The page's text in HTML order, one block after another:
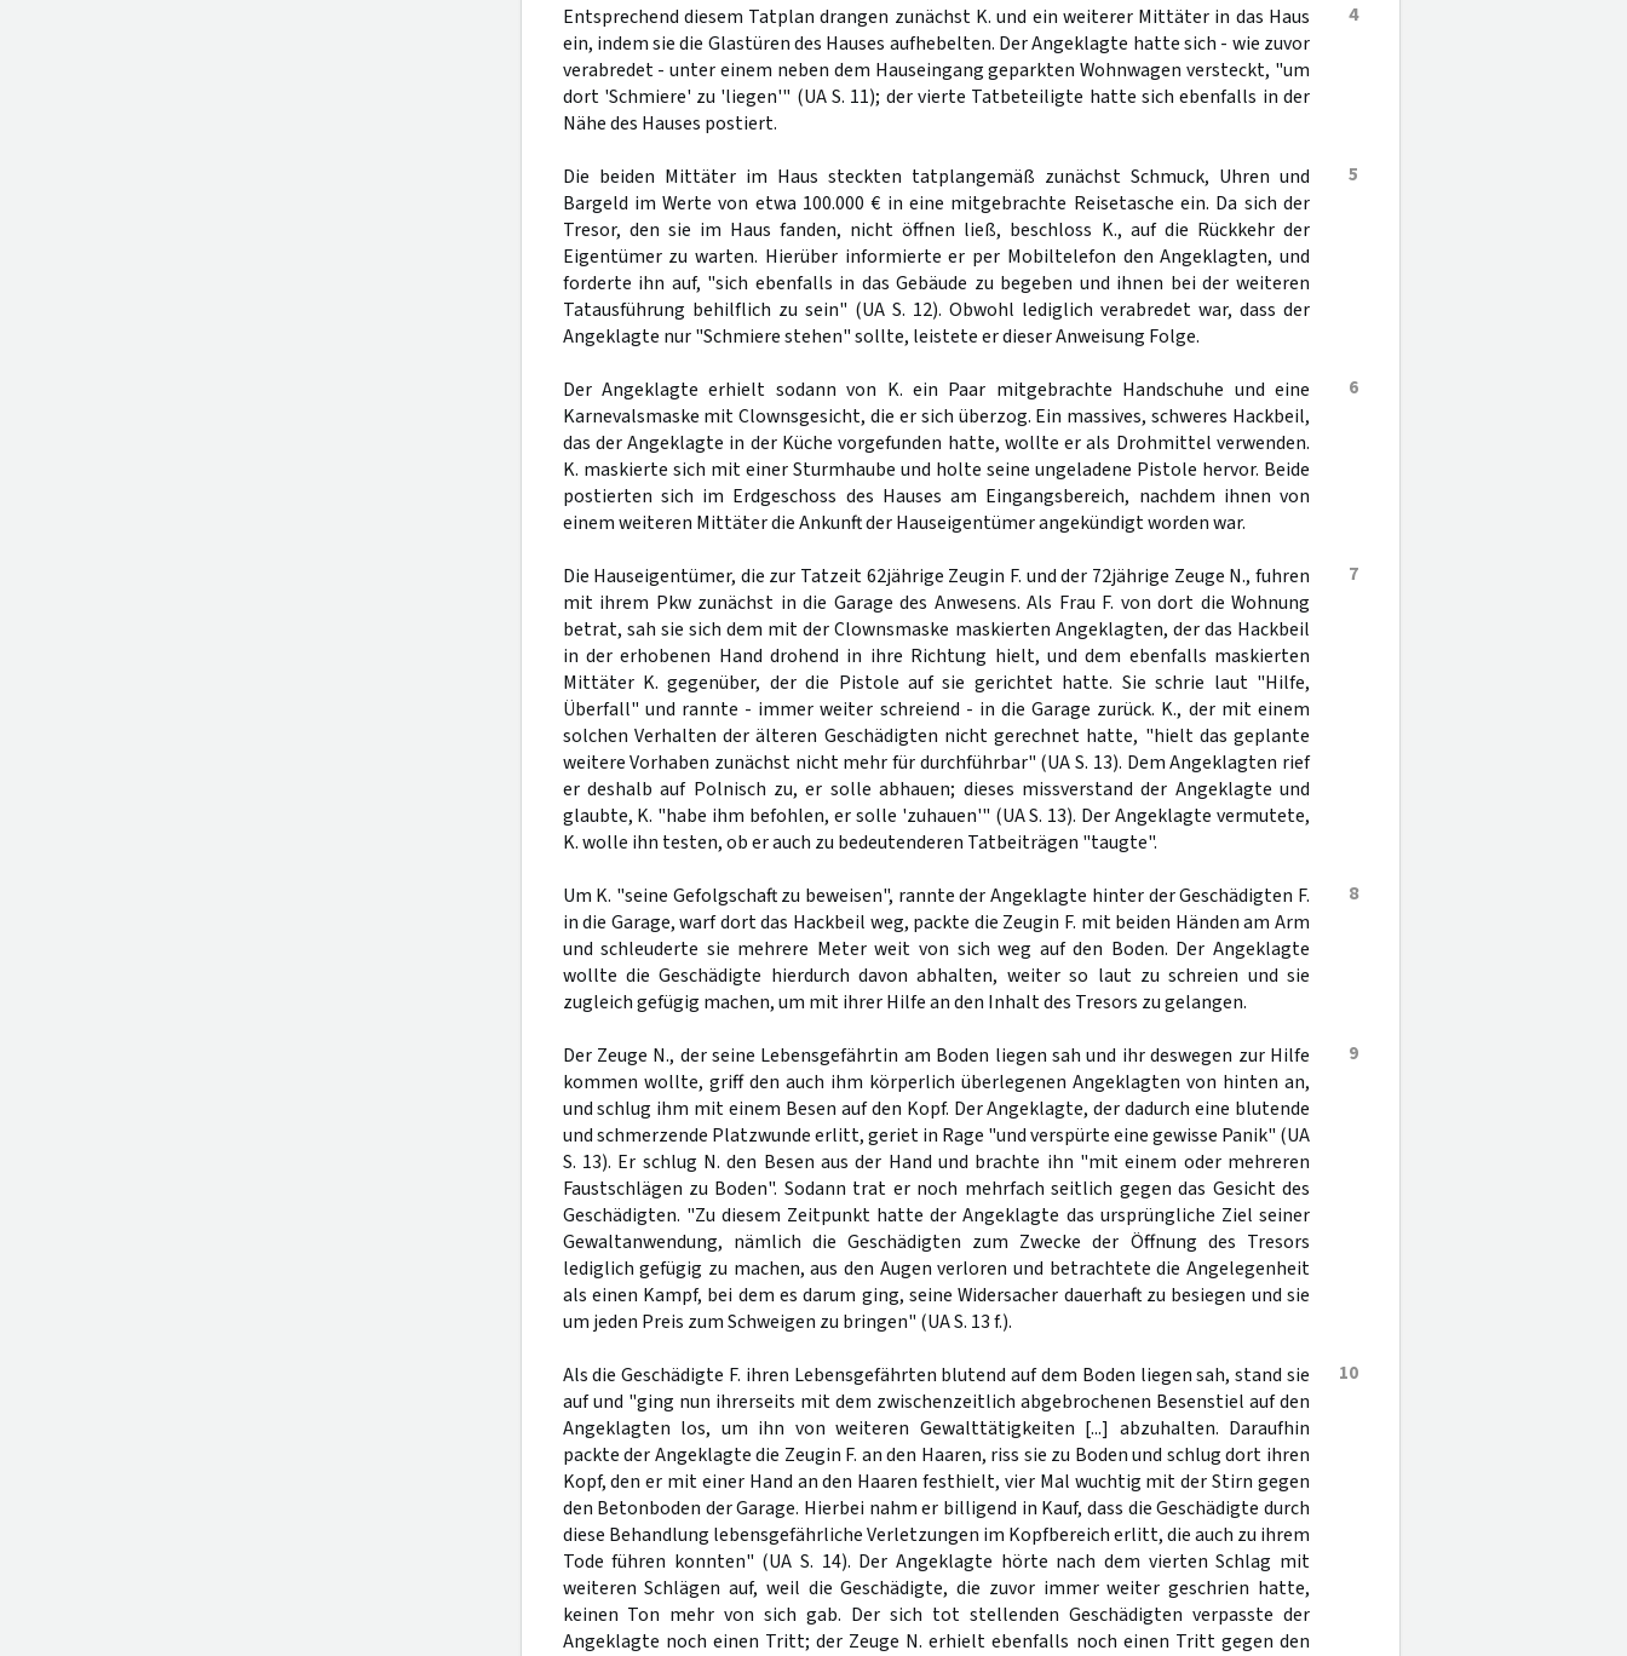
4
Entsprechend diesem Tatplan drangen zunächst K. und ein weiterer Mittäter in das Haus
ein, indem sie die Glastüren des Hauses aufhebelten. Der Angeklagte hatte sich - wie zuvor
verabredet - unter einem neben dem Hauseingang geparkten Wohnwagen versteckt, "um
dort 'Schmiere' zu 'liegen'" (UA S. 11); der vierte Tatbeteiligte hatte sich ebenfalls in der
Nähe des Hauses postiert.
5
Die beiden Mittäter im Haus steckten tatplangemäß zunächst Schmuck, Uhren und
Bargeld im Werte von etwa 100.000 € in eine mitgebrachte Reisetasche ein. Da sich der
Tresor, den sie im Haus fanden, nicht öffnen ließ, beschloss K., auf die Rückkehr der
Eigentümer zu warten. Hierüber informierte er per Mobiltelefon den Angeklagten, und
forderte ihn auf, "sich ebenfalls in das Gebäude zu begeben und ihnen bei der weiteren
Tatausführung behilflich zu sein" (UA S. 12). Obwohl lediglich verabredet war, dass der
Angeklagte nur "Schmiere stehen" sollte, leistete er dieser Anweisung Folge.
6
Der Angeklagte erhielt sodann von K. ein Paar mitgebrachte Handschuhe und eine
Karnevalsmaske mit Clownsgesicht, die er sich überzog. Ein massives, schweres Hackbeil,
das der Angeklagte in der Küche vorgefunden hatte, wollte er als Drohmittel verwenden.
K. maskierte sich mit einer Sturmhaube und holte seine ungeladene Pistole hervor. Beide
postierten sich im Erdgeschoss des Hauses am Eingangsbereich, nachdem ihnen von
einem weiteren Mittäter die Ankunft der Hauseigentümer angekündigt worden war.
7
Die Hauseigentümer, die zur Tatzeit 62jährige Zeugin F. und der 72jährige Zeuge N., fuhren
mit ihrem Pkw zunächst in die Garage des Anwesens. Als Frau F. von dort die Wohnung
betrat, sah sie sich dem mit der Clownsmaske maskierten Angeklagten, der das Hackbeil
in der erhobenen Hand drohend in ihre Richtung hielt, und dem ebenfalls maskierten
Mittäter K. gegenüber, der die Pistole auf sie gerichtet hatte. Sie schrie laut "Hilfe,
Überfall" und rannte - immer weiter schreiend - in die Garage zurück. K., der mit einem
solchen Verhalten der älteren Geschädigten nicht gerechnet hatte, "hielt das geplante
weitere Vorhaben zunächst nicht mehr für durchführbar" (UA S. 13). Dem Angeklagten rief
er deshalb auf Polnisch zu, er solle abhauen; dieses missverstand der Angeklagte und
glaubte, K. "habe ihm befohlen, er solle 'zuhauen'" (UA S. 13). Der Angeklagte vermutete,
K. wolle ihn testen, ob er auch zu bedeutenderen Tatbeiträgen "taugte".
8
Um K. "seine Gefolgschaft zu beweisen", rannte der Angeklagte hinter der Geschädigten F.
in die Garage, warf dort das Hackbeil weg, packte die Zeugin F. mit beiden Händen am Arm
und schleuderte sie mehrere Meter weit von sich weg auf den Boden. Der Angeklagte
wollte die Geschädigte hierdurch davon abhalten, weiter so laut zu schreien und sie
zugleich gefügig machen, um mit ihrer Hilfe an den Inhalt des Tresors zu gelangen.
9
Der Zeuge N., der seine Lebensgefährtin am Boden liegen sah und ihr deswegen zur Hilfe
kommen wollte, griff den auch ihm körperlich überlegenen Angeklagten von hinten an,
und schlug ihm mit einem Besen auf den Kopf. Der Angeklagte, der dadurch eine blutende
und schmerzende Platzwunde erlitt, geriet in Rage "und verspürte eine gewisse Panik" (UA
S. 13). Er schlug N. den Besen aus der Hand und brachte ihn "mit einem oder mehreren
Faustschlägen zu Boden". Sodann trat er noch mehrfach seitlich gegen das Gesicht des
Geschädigten. "Zu diesem Zeitpunkt hatte der Angeklagte das ursprüngliche Ziel seiner
Gewaltanwendung, nämlich die Geschädigten zum Zwecke der Öffnung des Tresors
lediglich gefügig zu machen, aus den Augen verloren und betrachtete die Angelegenheit
als einen Kampf, bei dem es darum ging, seine Widersacher dauerhaft zu besiegen und sie
um jeden Preis zum Schweigen zu bringen" (UA S. 13 f.).
10
Als die Geschädigte F. ihren Lebensgefährten blutend auf dem Boden liegen sah, stand sie
auf und "ging nun ihrerseits mit dem zwischenzeitlich abgebrochenen Besenstiel auf den
Angeklagten los, um ihn von weiteren Gewalttätigkeiten [...] abzuhalten. Daraufhin
packte der Angeklagte die Zeugin F. an den Haaren, riss sie zu Boden und schlug dort ihren
Kopf, den er mit einer Hand an den Haaren festhielt, vier Mal wuchtig mit der Stirn gegen
den Betonboden der Garage. Hierbei nahm er billigend in Kauf, dass die Geschädigte durch
diese Behandlung lebensgefährliche Verletzungen im Kopfbereich erlitt, die auch zu ihrem
Tode führen konnten" (UA S. 14). Der Angeklagte hörte nach dem vierten Schlag mit
weiteren Schlägen auf, weil die Geschädigte, die zuvor immer weiter geschrien hatte,
keinen Ton mehr von sich gab. Der sich tot stellenden Geschädigten verpasste der
Angeklagte noch einen Tritt; der Zeuge N. erhielt ebenfalls noch einen Tritt gegen den